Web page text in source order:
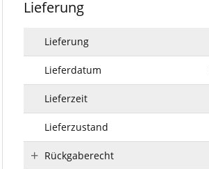
Lieferung
Lieferung
Lieferdatum
Lieferzeit
Lieferzustand
Rückgaberecht